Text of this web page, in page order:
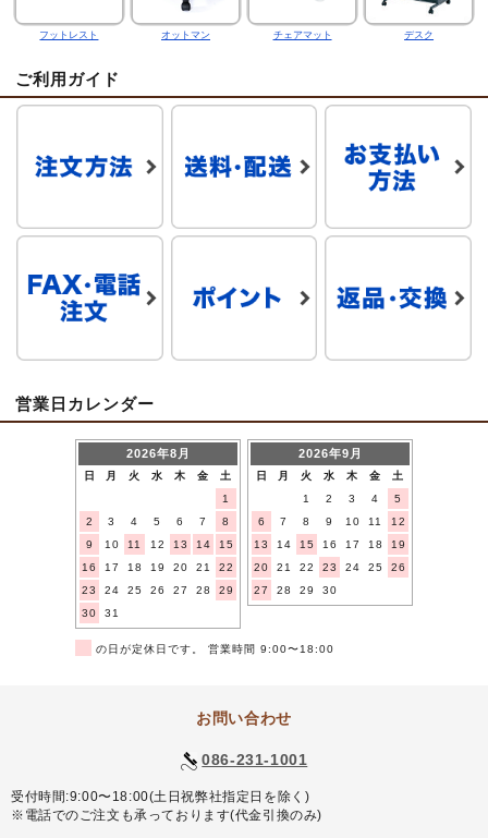
フットレスト オットマン チェアマット デスク
ご利用ガイド
営業日カレンダー
2026年8月
日 月 火 水 木 金
土
1
2
3 4 5 6 7
8
9
10 11 12 13 14
15
16
17 18 19 20 21
22
23
24 25 26 27 28
29
30
31
2026年9月
日 月 火 水 木 金
土
1
2 3 4
5
6
7 8 9 10 11
12
13
14 15 16 17 18
19
20
21 22 23 24 25
26
27
28 29 30
の日が定休日です。 営業時間 9:00〜18:00
お問い合わせ
086-231-1001
受付時間:9:00〜18:00(土日祝弊社指定日を除く)
※電話でのご注文も承っております(代金引換のみ)